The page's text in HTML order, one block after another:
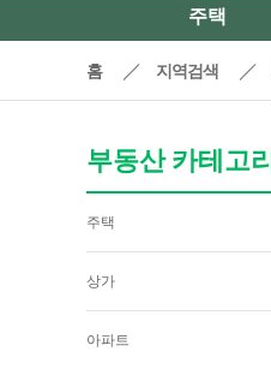
주택
홈 지역검색
부동산 카테고리
주택
상가
아파트